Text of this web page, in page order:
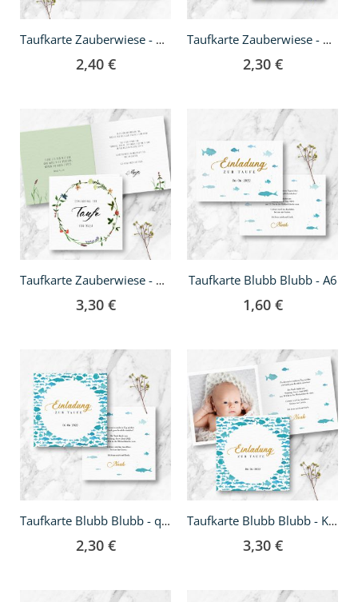
Taufkarte Zauberwiese - A6 Klappkarte
2,40 €
Taufkarte Zauberwiese - quadratisch
2,30 €
Taufkarte Zauberwiese - Klappkarte quadratisch
3,30 €
Taufkarte Blubb Blubb - A6
1,60 €
Taufkarte Blubb Blubb - quadratisch
2,30 €
Taufkarte Blubb Blubb - Klappkarte quadratisch
3,30 €